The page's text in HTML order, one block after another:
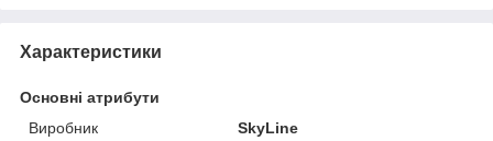
Характеристики
Основні атрибути
Виробник
SkyLine